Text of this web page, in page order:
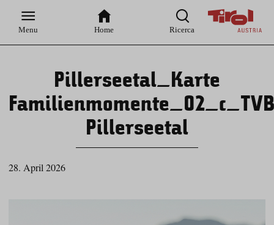
Hauptnavigation
Inhaltsbereich
Menu Home Ricerca
Pillerseetal_Karte
Familienmomente_02_c_TVB
Pillerseetal
28. April 2026